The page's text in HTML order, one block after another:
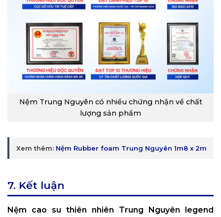
Nệm Trung Nguyên có nhiều chứng nhận về chất
lượng sản phẩm
Xem thêm: Nệm Rubber foam Trung Nguyên 1m8 x 2m
7. Kết luận
Nệm cao su thiên nhiên Trung Nguyên legend